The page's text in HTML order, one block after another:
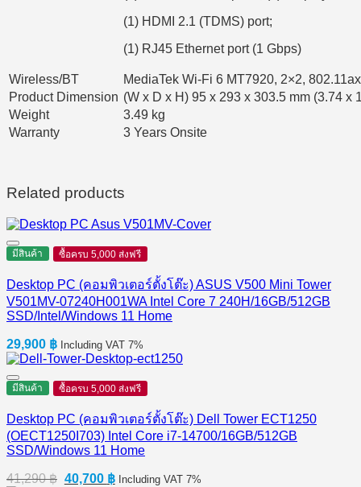
(1) HDMI 2.1 (TDMS) port;
(1) RJ45 Ethernet port (1 Gbps)
Wireless/BT
MediaTek Wi-Fi 6 MT7920, 2×2,
Product Dimension (W x D x H) 95 x 293 x 303.5 mm (3.74 x
Weight
3.49 kg
Warranty
3 Years Onsite
Related products
มีสินค้า ซื้อครบ 5,000 ส่งฟรี
Desktop PC (คอมพิวเตอร์ตั้งโต๊ะ) ASUS V500 Mini Tower
V501MV-07240H001WA Intel Core 7 240H/16GB/512GB
SSD/Intel/Windows 11 Home
29,900 ฿ Including VAT 7%
มีสินค้า ซื้อครบ 5,000 ส่งฟรี
Desktop PC (คอมพิวเตอร์ตั้งโต๊ะ) Dell Tower ECT1250
(OECT1250I703) Intel Core i7-14700/16GB/512GB
SSD/Windows 11 Home
41,290฿ Original
40,700 ฿Current
Including VAT 7%